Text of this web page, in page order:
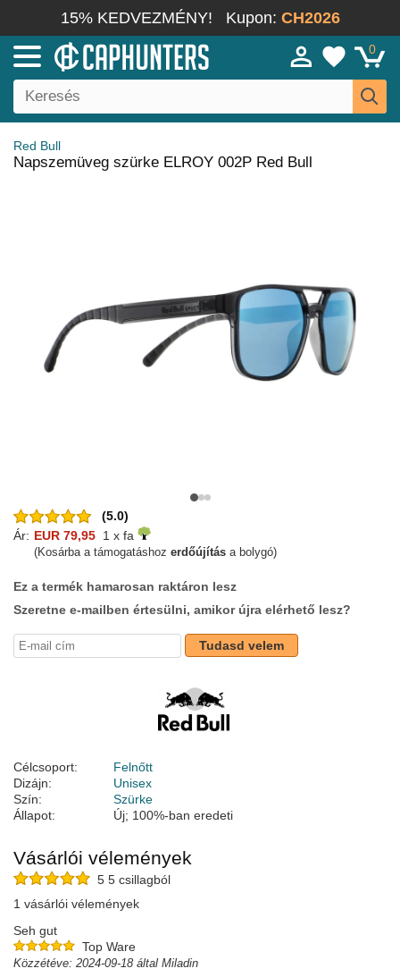
15% KEDVEZMÉNY! Kupon: CH2026
0
Red Bull
Napszemüveg szürke ELROY 002P Red Bull
(5.0)
Ár: EUR 79,95 1 x fa
(Kosárba a támogatáshoz erdőújítás a bolygó)
Ez a termék hamarosan raktáron lesz
Szeretne e-mailben értesülni, amikor újra elérhető lesz?
Tudasd velem
Célcsoport:
Felnőtt
Dizájn:
Unisex
Szín:
Szürke
Állapot:
Új; 100%-ban eredeti
Vásárlói vélemények
5 5 csillagból
1 vásárlói vélemények
Seh gut
Top Ware
Közzétéve: 2024-09-18 által Miladin